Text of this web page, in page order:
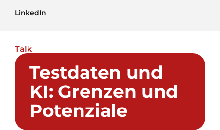
LinkedIn
Talk
Testdaten und
KI: Grenzen und
Potenziale